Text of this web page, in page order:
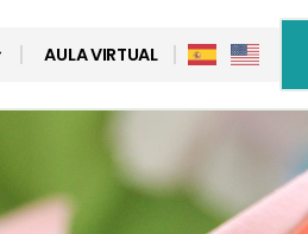
AULA VIRTUAL